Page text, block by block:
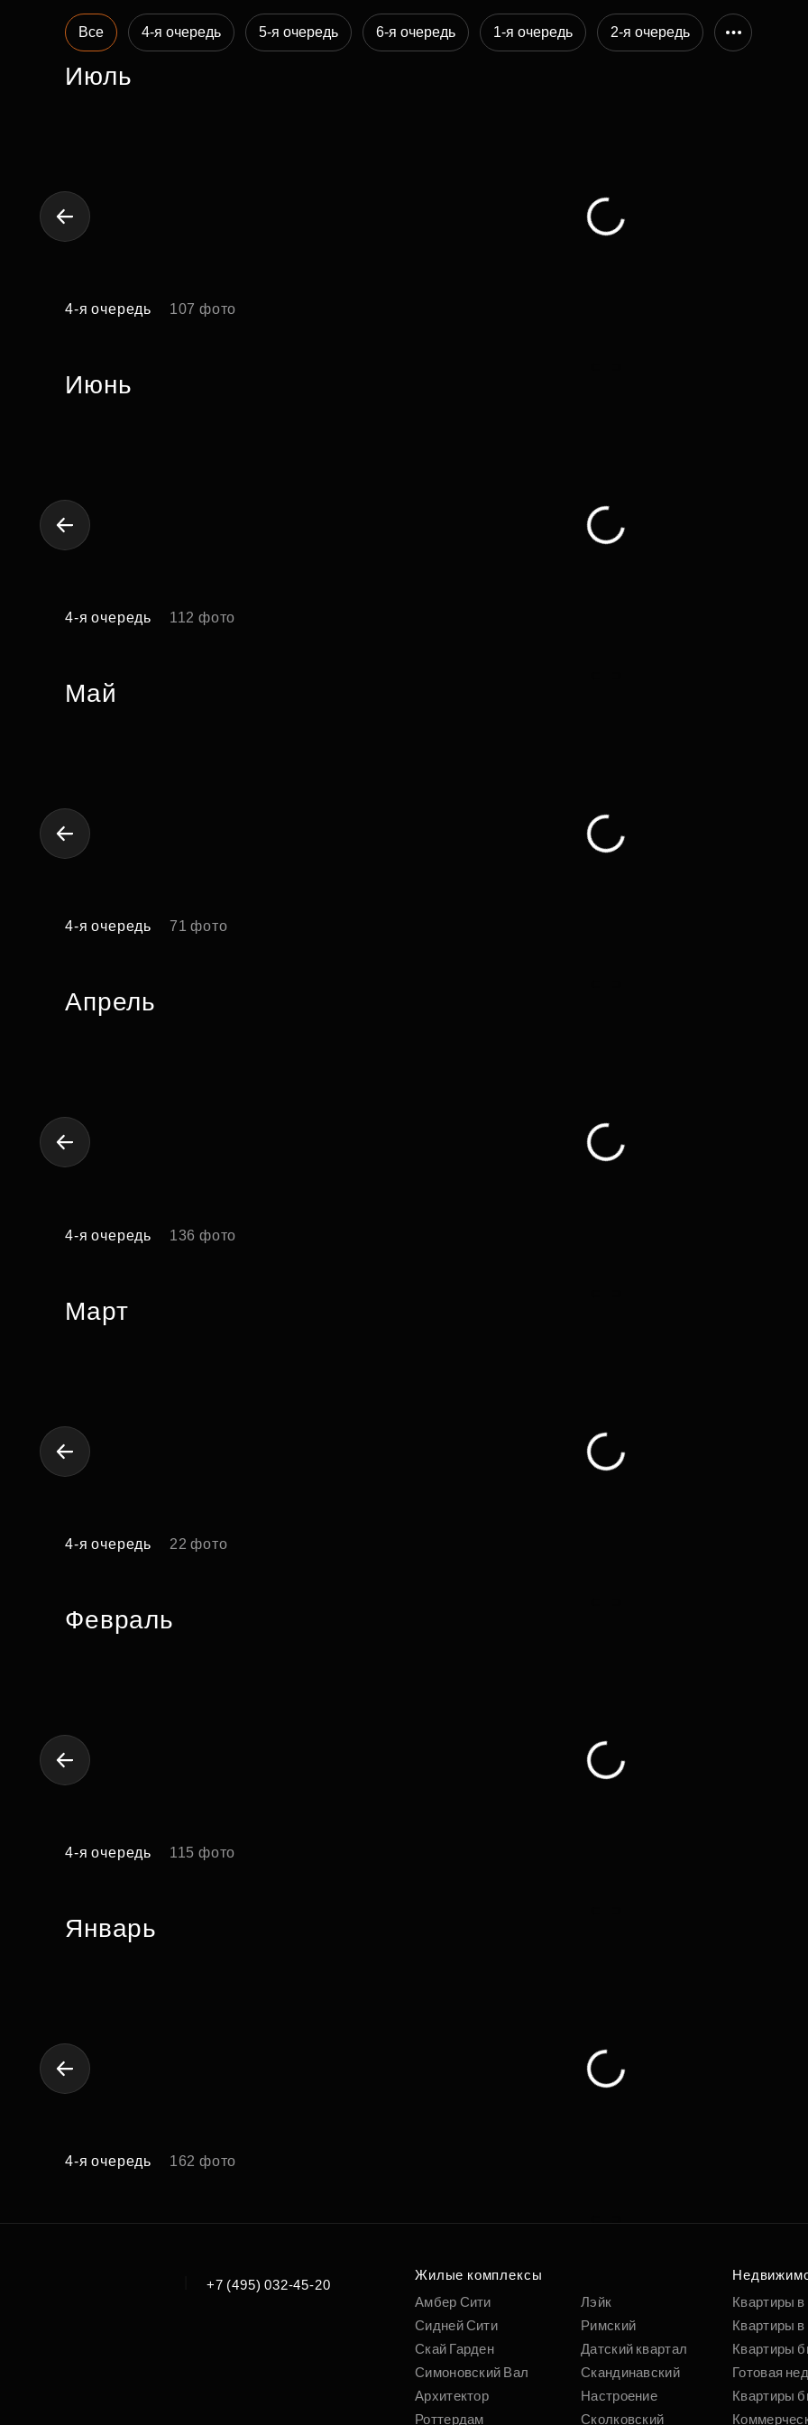
Рефинансирование
Субсидии
Все 4-я очередь 5-я очередь 6-я очередь 1-я очередь 2-я очередь ...
Июль
4-я очередь 107 фото
Июнь
4-я очередь 112 фото
Май
4-я очередь 71 фото
Апрель
4-я очередь 136 фото
Март
4-я очередь 22 фото
Февраль
4-я очередь 115 фото
Январь
4-я очередь 162 фото
+7 (495) 032-45-20
Жилые комплексы
Амбер Сити
Сидней Сити
Скай Гарден
Симоновский Вал
Архитектор
Роттердам
Лэйк
Римский
Датский квартал
Скандинавский
Настроение
Сколковский
Квартиры
Квартиры в
Квартиры
Готовая
Квартиры